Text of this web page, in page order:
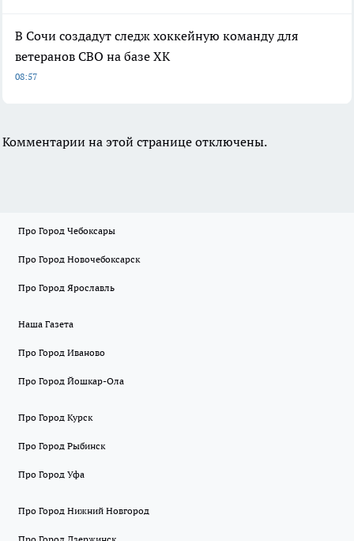
В Сочи создадут следж хоккейную команду для
ветеранов СВО на базе ХК
08:57
Комментарии на этой странице отключены.
Про Город Чебоксары
Про Город Новочебоксарск
Про Город Ярославль
Наша Газета
Про Город Иваново
Про Город Йошкар-Ола
Про Город Курск
Про Город Рыбинск
Про Город Уфа
Про Город Нижний Новгород